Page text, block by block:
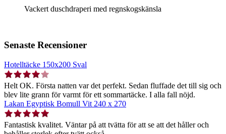
Vackert duschdraperi med regnskogskänsla
Senaste Recensioner
Hotelltäcke 150x200 Sval
Helt OK. Första natten var det perfekt. Sedan fluffade det till sig och
blev lite grann för varmt för ett sommartäcke. I alla fall nöjd.
Lakan Egyptisk Bomull Vit 240 x 270
Fantastisk kvalitet. Väntar på att tvätta för att se att det håller och